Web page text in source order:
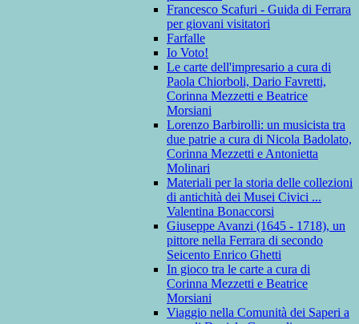
Francesco Scafuri - Guida di Ferrara
per giovani visitatori
Farfalle
Io Voto!
Le carte dell'impresario a cura di
Paola Chiorboli, Dario Favretti,
Corinna Mezzetti e Beatrice
Morsiani
Lorenzo Barbirolli: un musicista tra
due patrie a cura di Nicola Badolato,
Corinna Mezzetti e Antonietta
Molinari
Materiali per la storia delle collezioni
di antichità dei Musei Civici ...
Valentina Bonaccorsi
Giuseppe Avanzi (1645 - 1718), un
pittore nella Ferrara di secondo
Seicento Enrico Ghetti
In gioco tra le carte a cura di
Corinna Mezzetti e Beatrice
Morsiani
Viaggio nella Comunità dei Saperi a